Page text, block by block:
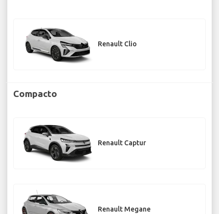
Renault Clio
Compacto
Renault Captur
Renault Megane